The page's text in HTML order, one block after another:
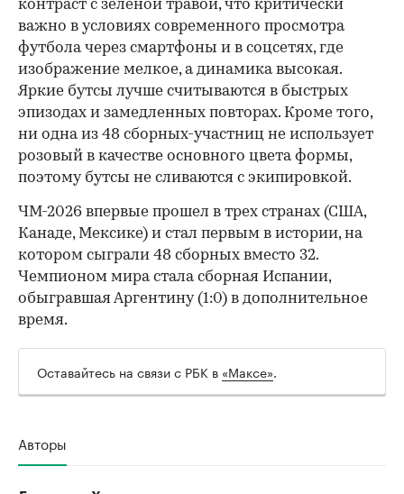
контраст с зеленой травой, что критически
важно в условиях современного просмотра
футбола через смартфоны и в соцсетях, где
изображение мелкое, а динамика высокая.
Яркие бутсы лучше считываются в быстрых
эпизодах и замедленных повторах. Кроме того,
ни одна из 48 сборных-участниц не использует
розовый в качестве основного цвета формы,
поэтому бутсы не сливаются с экипировкой.
ЧМ-2026 впервые прошел в трех странах (США,
Канаде, Мексике) и стал первым в истории, на
котором сыграли 48 сборных вместо 32.
Чемпионом мира стала сборная Испании,
обыгравшая Аргентину (1:0) в дополнительное
время.
Оставайтесь на связи с РБК в «Максе».
Авторы